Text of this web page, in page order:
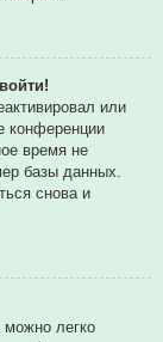
или
конференции
время не
базы данных.
снова и
можно легко